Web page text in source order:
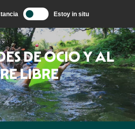
Estoy in situ
DE OCIO Y AL
LIBRE